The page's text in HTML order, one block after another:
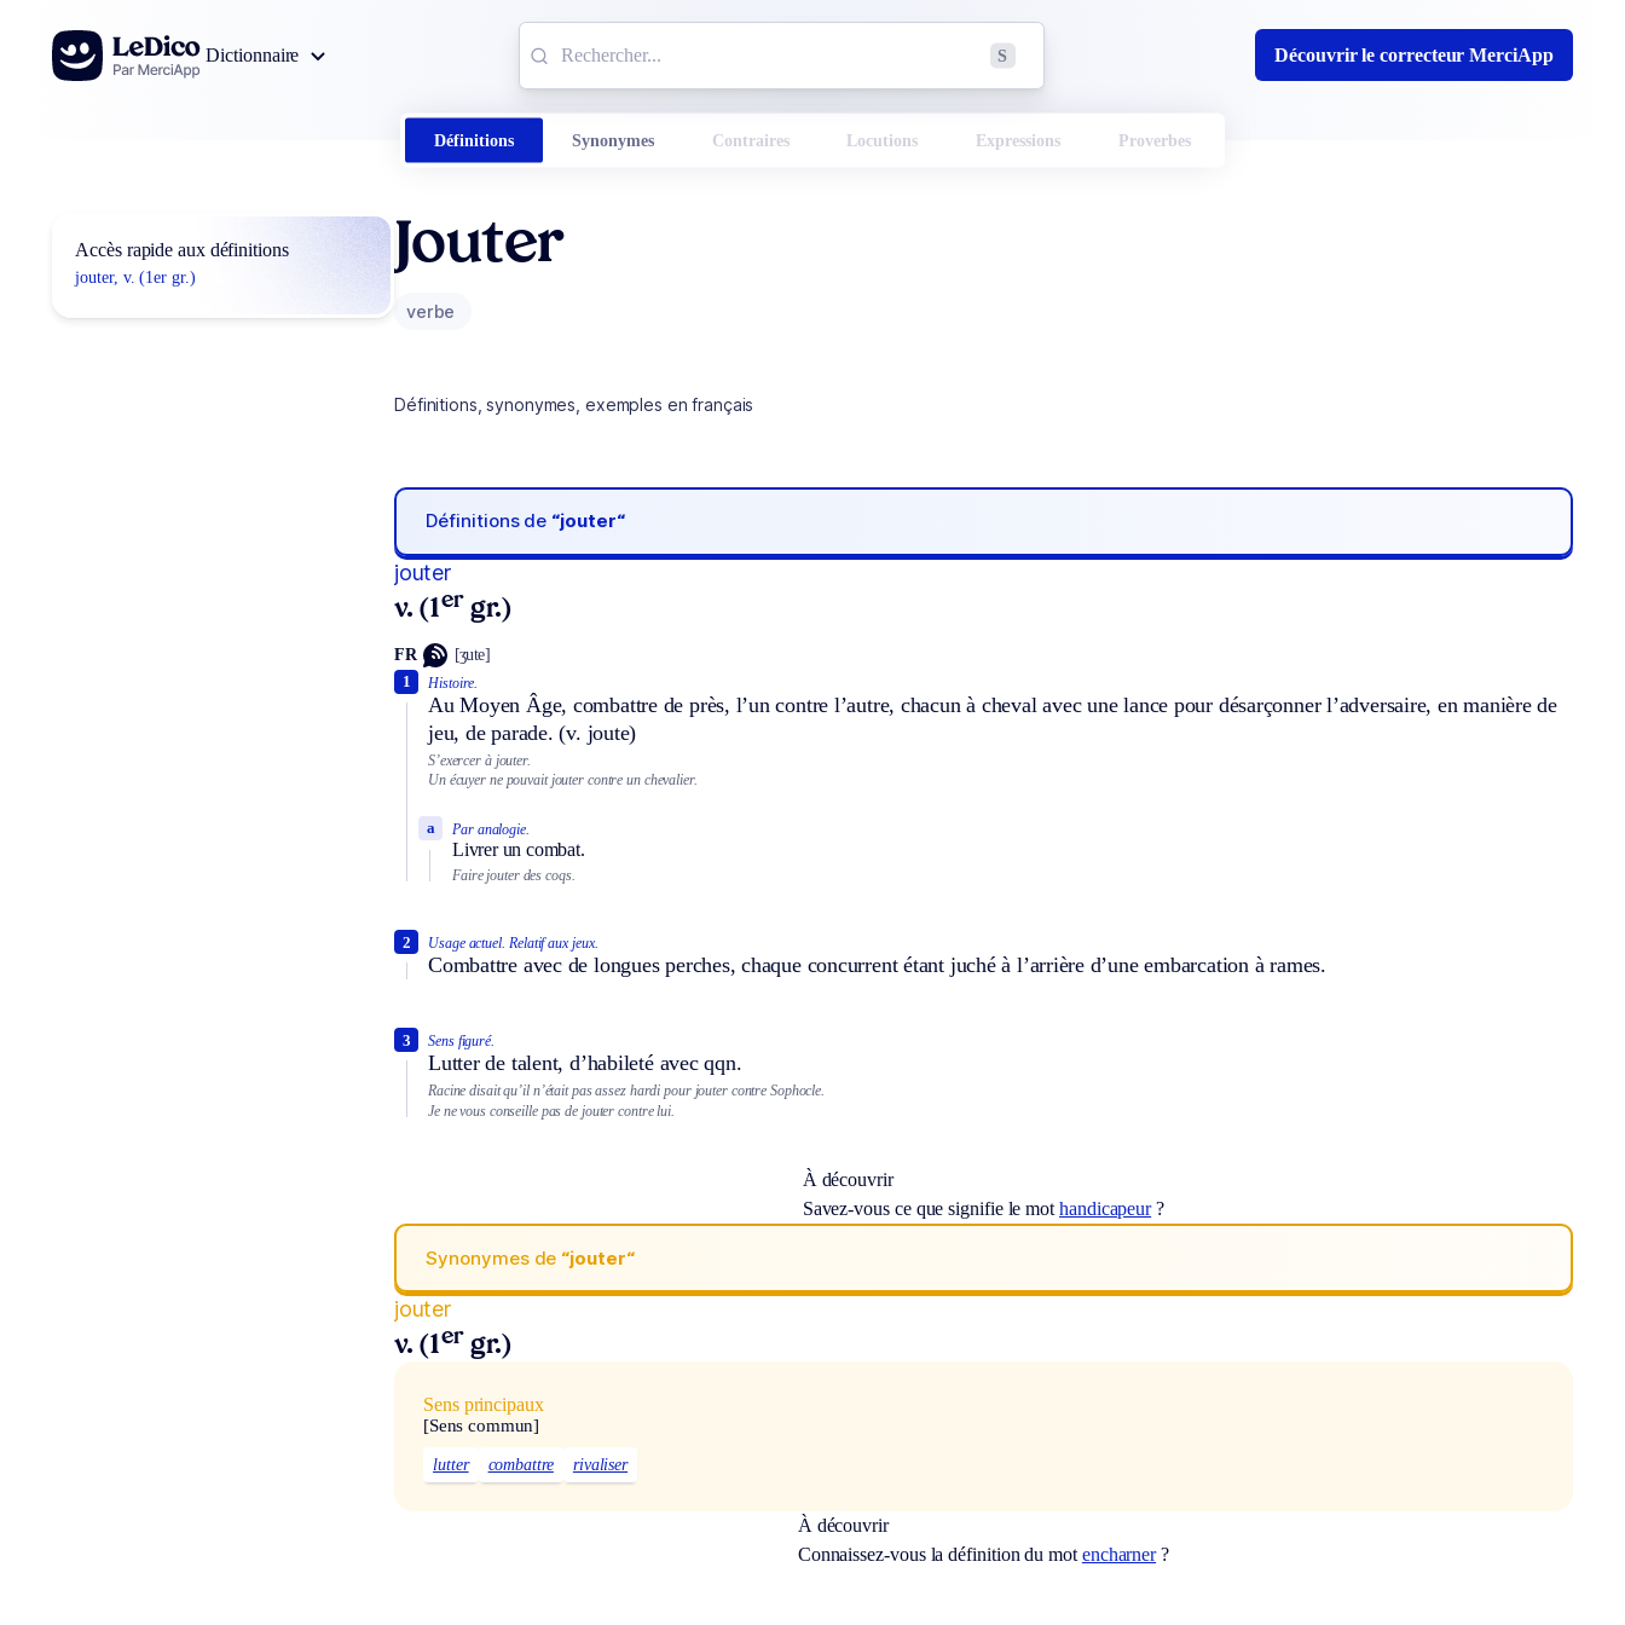
Aller au contenu
Dictionnaire
S Découvrir le correcteur MerciApp
Définitions Synonymes Contraires Locutions Expressions Proverbes
Accès rapide aux définitions
jouter, v. (1er gr.)
Jouter
verbe
Définitions, synonymes, exemples en français
Définitions de “jouter“
jouter
v. (1er gr.)
FR [ʒute]
Histoire.
Au Moyen Âge, combattre de près, l’un contre l’autre, chacun à cheval avec une lance pour désarçonner l’adversaire, en manière de
jeu, de parade.(v. joute)
1
S’exercer à jouter.
Un écuyer ne pouvait jouter contre un chevalier.
Par analogie.
Livrer un combat.
a
Faire jouter des coqs.
Usage actuel. Relatif aux jeux.
Combattre avec de longues perches, chaque concurrent étant juché à l’arrière d’une embarcation à rames.
2
Sens figuré.
Lutter de talent, d’habileté avec qqn.
3
Racine disait qu’il n’était pas assez hardi pour jouter contre Sophocle.
Je ne vous conseille pas de jouter contre lui.
À découvrir
Savez-vous ce que signifie le mothandicapeur?
Synonymes de “jouter“
jouter
v. (1er gr.)
Sens principaux
[Sens commun]
lutter combattre rivaliser
À découvrir
Connaissez-vous la définition du mot encharner?